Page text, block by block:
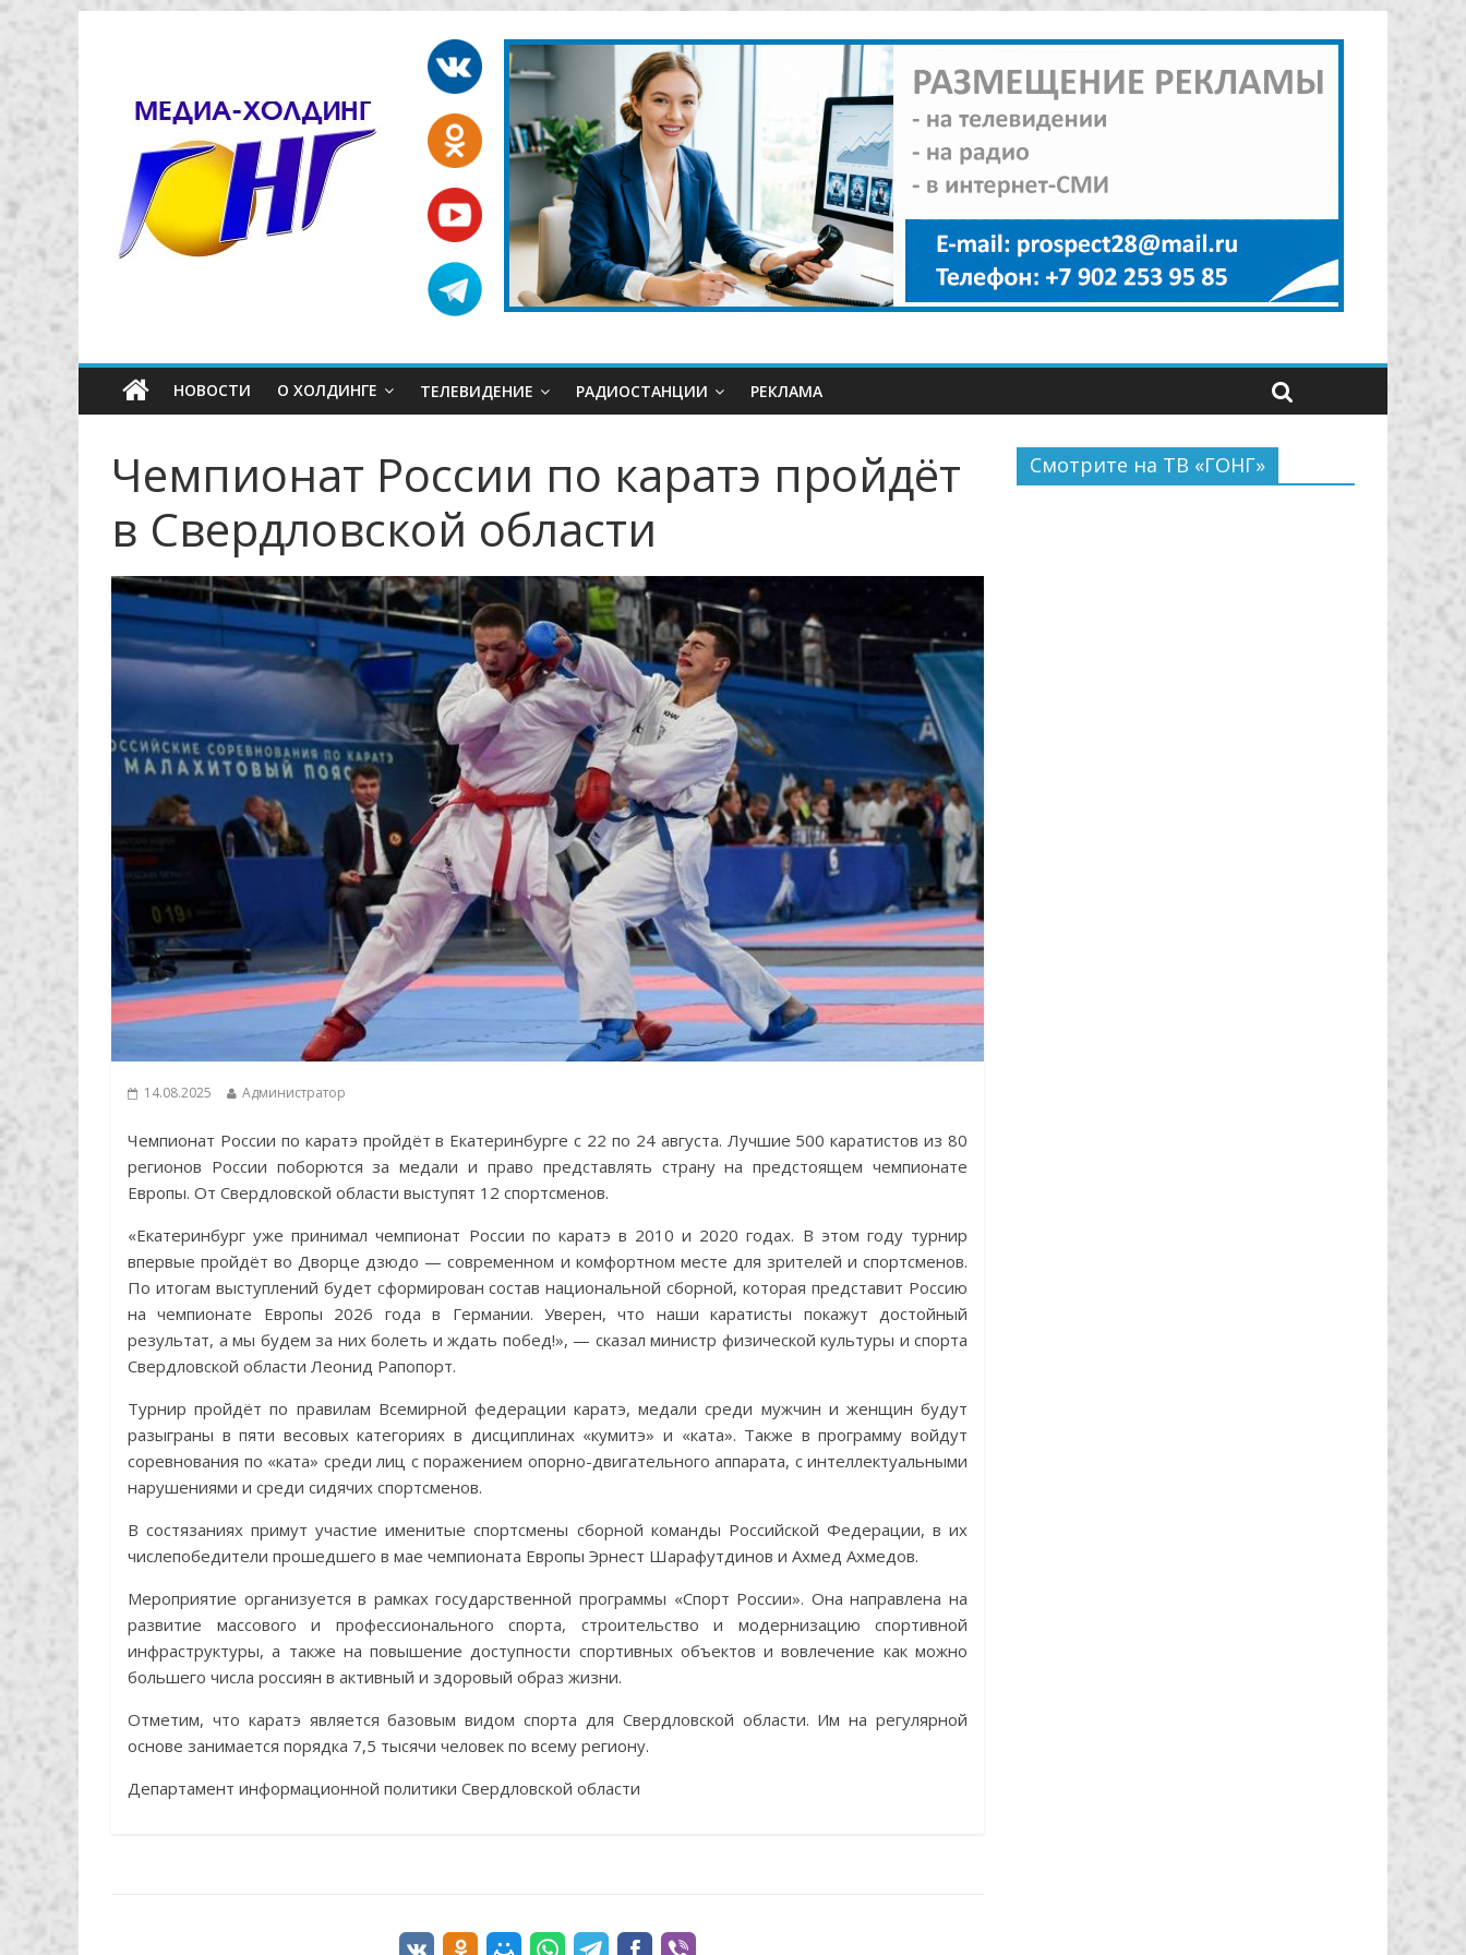
НОВОСТИ О ХОЛДИНГЕ ТЕЛЕВИДЕНИЕ РАДИОСТАНЦИИ РЕКЛАМА
Чемпионат России по каратэ пройдёт
в Свердловской области
14.08.2025 Администратор
Чемпионат России по каратэ пройдёт в Екатеринбурге с 22 по 24 августа. Лучшие 500 каратистов из 80
регионов России поборются за медали и право представлять страну на предстоящем чемпионате
Европы. От Свердловской области выступят 12 спортсменов.
«Екатеринбург уже принимал чемпионат России по каратэ в 2010 и 2020 годах. В этом году турнир
впервые пройдёт во Дворце дзюдо — современном и комфортном месте для зрителей и спортсменов.
По итогам выступлений будет сформирован состав национальной сборной, которая представит Россию
на чемпионате Европы 2026 года в Германии. Уверен, что наши каратисты покажут достойный
результат, а мы будем за них болеть и ждать побед!», — сказал министр физической культуры и спорта
Свердловской области Леонид Рапопорт.
Турнир пройдёт по правилам Всемирной федерации каратэ, медали среди мужчин и женщин будут
разыграны в пяти весовых категориях в дисциплинах «кумитэ» и «ката». Также в программу войдут
соревнования по «ката» среди лиц с поражением опорно-двигательного аппарата, с интеллектуальными
нарушениями и среди сидячих спортсменов.
В состязаниях примут участие именитые спортсмены сборной команды Российской Федерации, в их
числепобедители прошедшего в мае чемпионата Европы Эрнест Шарафутдинов и Ахмед Ахмедов.
Мероприятие организуется в рамках государственной программы «Спорт России». Она направлена на
развитие массового и профессионального спорта, строительство и модернизацию спортивной
инфраструктуры, а также на повышение доступности спортивных объектов и вовлечение как можно
большего числа россиян в активный и здоровый образ жизни.
Отметим, что каратэ является базовым видом спорта для Свердловской области. Им на регулярной
основе занимается порядка 7,5 тысячи человек по всему региону.
Департамент информационной политики Свердловской области
Смотрите на ТВ «ГОНГ»